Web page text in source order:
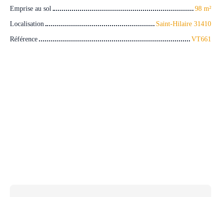
Emprise au sol
98 m²
Localisation
Saint-Hilaire 31410
Référence
VT661